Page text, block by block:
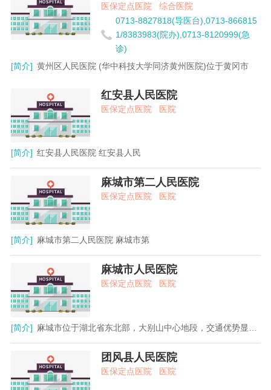
医保定点医院
综合医院
0713-8827818(导医台),0713-866815
1/8383983(院办),0713-8120999(急
诊)
[简介] 黄州区人民医院 (华中科技大学同济黄州医院)位于黄冈市
红安县人民医院
医保定点医院 医院
[简介] 红安县人民医院 红安县人民
麻城市第二人民医院
医保定点医院 医院
[简介] 麻城市第二人民医院 麻城市第
麻城市人民医院
医保定点医院 医院
[简介] 麻城市位于湖北省东北部，大别山中心地段，交通优势显著，
团风县人民医院
医保定点医院 医院